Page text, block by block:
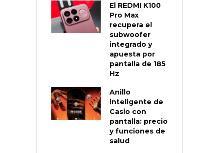
El REDMI K100
Pro Max
recupera el
subwoofer
integrado y
apuesta por
pantalla de 185
Hz
Anillo
inteligente de
Casio con
pantalla: precio
y funciones de
salud